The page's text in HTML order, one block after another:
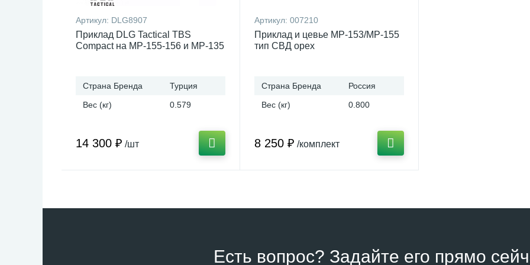
Артикул: DLG8907
Приклад DLG Tactical TBS
Compact на МР-155-156 и МР-135
Страна Бренда
Турция
Вес (кг)
0.579
14 300 ₽ /шт
Артикул: 007210
Приклад и цевье МР-153/МР-155
тип СВД орех
Страна Бренда
Россия
Вес (кг)
0.800
8 250 ₽ /комплект
Есть вопрос? Задайте его прямо